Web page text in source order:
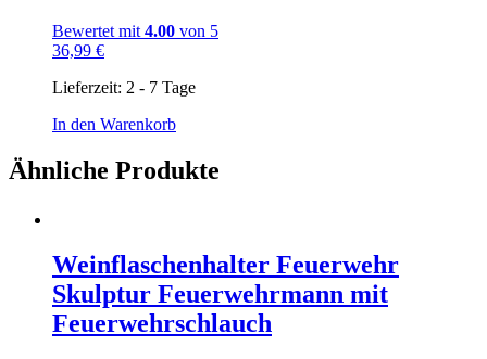
Bewertet mit 4.00 von 5
36,99 €
Lieferzeit: 2 - 7 Tage
In den Warenkorb
Ähnliche Produkte
Weinflaschenhalter Feuerwehr
Skulptur Feuerwehrmann mit
Feuerwehrschlauch